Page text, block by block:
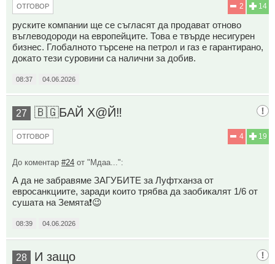
14
2
ОТГОВОР
руските компании ще се съгласят да продават отново
въглеводороди на европейците. Това е твърде несигурен
бизнес. Глобалното търсене на петрол и газ е гарантирано,
докато тези суровини са налични за добив.
08:37 04.06.2026
27 🇧🇬БАЙ Х@Й‼️
19
4
ОТГОВОР
До коментар #24 от "Мдаа...":
А да не забравяме ЗАГУБИТЕ за Луфтханза от
евросанкциите, заради които трябва да заобикалят 1/6 от
сушата на Земята❗😉
08:39 04.06.2026
28 И защо